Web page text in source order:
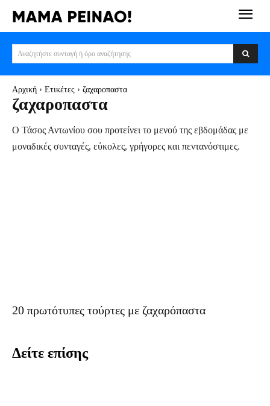
Αναζητήστε συνταγή ή όρο αναζήτησης
Αρχική Ετικέτες ζαχαροπαστα
ζαχαροπαστα
Ο Τάσος Αντωνίου σου προτείνει το μενού της εβδομάδας με
μοναδικές συνταγές, εύκολες, γρήγορες και πεντανόστιμες.
20 πρωτότυπες τούρτες με ζαχαρόπαστα
Δείτε επίσης